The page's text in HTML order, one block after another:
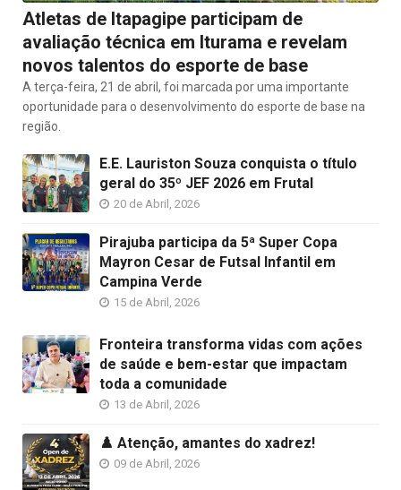
Atletas de Itapagipe participam de
avaliação técnica em Iturama e revelam
novos talentos do esporte de base
A terça-feira, 21 de abril, foi marcada por uma importante
oportunidade para o desenvolvimento do esporte de base na
região.
E.E. Lauriston Souza conquista o título
geral do 35º JEF 2026 em Frutal
20 de Abril, 2026
Pirajuba participa da 5ª Super Copa
Mayron Cesar de Futsal Infantil em
Campina Verde
15 de Abril, 2026
Fronteira transforma vidas com ações
de saúde e bem-estar que impactam
toda a comunidade
13 de Abril, 2026
♟️ Atenção, amantes do xadrez!
09 de Abril, 2026